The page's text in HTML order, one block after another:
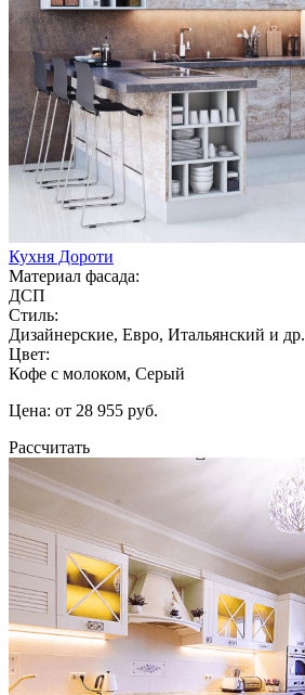
Кухня Дороти
Материал фасада:
ДСП
Стиль:
Дизайнерские, Евро, Итальянский и др.
Цвет:
Кофе с молоком, Серый
Цена: от 28 955 руб.
Рассчитать